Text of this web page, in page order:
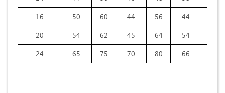
16
50 60 44 56 44
20
54 62 45 64 54
24
65 75 70 80 66